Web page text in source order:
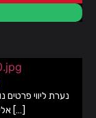
אליה לעיסוי מטריף חושים מגיעים לביתך או למלון בלבד […]